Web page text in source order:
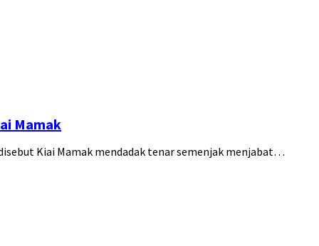
Mamak
Kiai Mamak mendadak tenar semenjak menjabat…